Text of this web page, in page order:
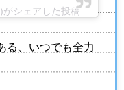
がシェアした投稿
る、いつでも全力